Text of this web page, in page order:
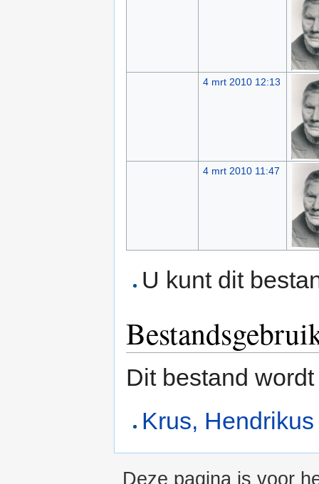
4 mrt 2010 12:13
4 mrt 2010 11:47
U kunt dit
Dit bestand
Krus,
Deze pagina is voor